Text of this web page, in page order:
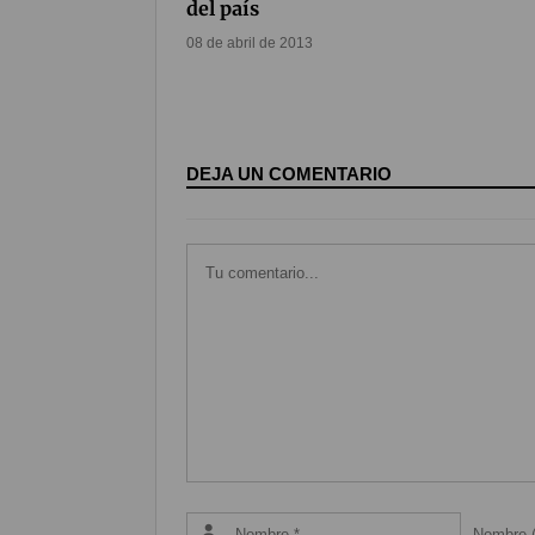
del país
08 de abril de 2013
DEJA UN COMENTARIO